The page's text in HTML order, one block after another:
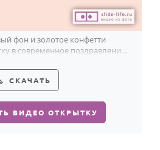
фон и золотое конфетти
в современное поздравление
СКАЧАТЬ
ВИДЕО ОТКРЫТКУ